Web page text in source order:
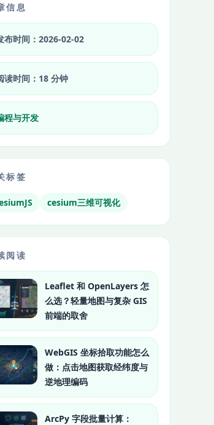
信息
布时间：2026-02-02
读时间：18 分钟
程与开发
标签
cesium三维可视化
阅读
Leaflet 和 OpenLayers 怎
么选？轻量地图与复杂 GIS
前端的取舍
WebGIS 坐标拾取功能怎么
做：点击地图获取经纬度与
逆地理编码
ArcPy 字段批量计算：